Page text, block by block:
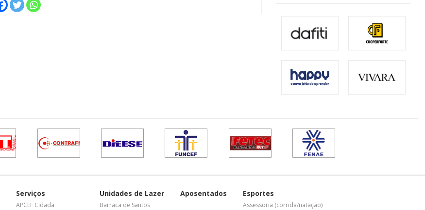
Serviços
APCEF Cidadã
Unidades de Lazer
Barraca de Santos
Aposentados Esportes
Assessoria (corrida/natação)